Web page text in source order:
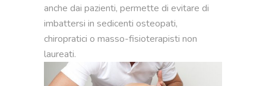
anche dai pazienti, permette di evitare di
imbattersi in sedicenti osteopati,
chiropratici o masso-fisioterapisti non
laureati.